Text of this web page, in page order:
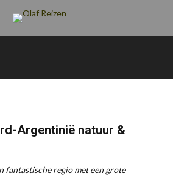
Argentinië natuur &
fantastische regio met een grote